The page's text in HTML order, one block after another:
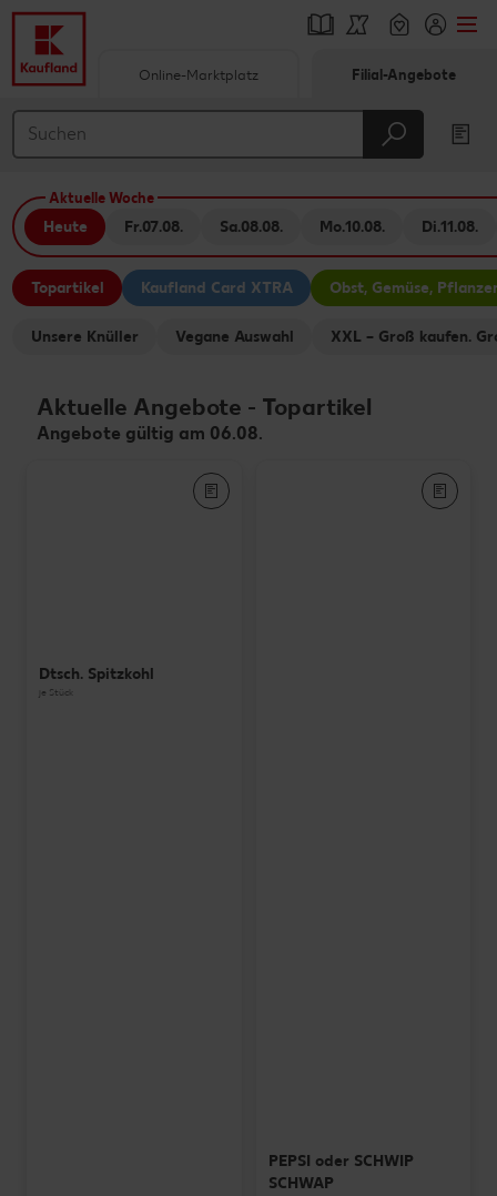
Hauptinhalt
Footer
Schwebender Seitenbereich
Online-Marktplatz Filial-Angebote
Aktuelle Woche
Heute Fr.07.08. Sa.08.08. Mo.10.08. Di.11.08.
Topartikel Kaufland Card XTRA Obst, Gemüse,
Unsere Knüller Vegane Auswahl XXL – Groß kaufen.
Aktuelle Angebote - Topartikel
Angebote gültig am 06.08.
Dtsch. Spitzkohl
je Stück
PEPSI oder SCHWIP
SCHWAP